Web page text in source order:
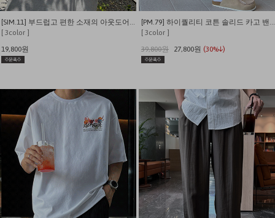
[SIM.11] 부드럽고 편한 소재의 아웃도어 캠퍼 반팔티
[ 3color ]
19,800원
[PM.79] 하이퀄리티 코튼 솔리드 카고 밴딩 내추럴핏 반바지
[ 3color ]
39,800원
27,800원 (30%↓)